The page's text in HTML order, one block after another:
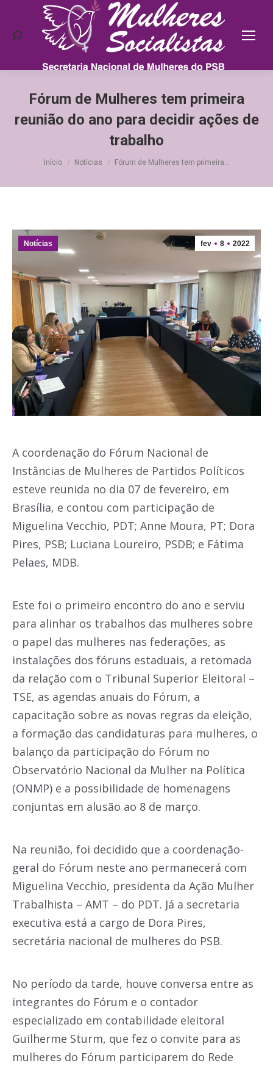
Search:
Fórum de Mulheres tem primeira
reunião do ano para decidir ações de
trabalho
Você está aqui:
Início Notícias Fórum de Mulheres tem primeira…
fev 8 2022
Notícias
A coordenação do Fórum Nacional de
Instâncias de Mulheres de Partidos Políticos
esteve reunida no dia 07 de fevereiro, em
Brasília, e contou com participação de
Miguelina Vecchio, PDT; Anne Moura, PT; Dora
Pires, PSB; Luciana Loureiro, PSDB; e Fátima
Pelaes, MDB.
Este foi o primeiro encontro do ano e serviu
para alinhar os trabalhos das mulheres sobre
o papel das mulheres nas federações, as
instalações dos fóruns estaduais, a retomada
da relação com o Tribunal Superior Eleitoral –
TSE, as agendas anuais do Fórum, a
capacitação sobre as novas regras da eleição,
a formação das candidaturas para mulheres, o
balanço da participação do Fórum no
Observatório Nacional da Mulher na Política
(ONMP) e a possibilidade de homenagens
conjuntas em alusão ao 8 de março.
Na reunião, foi decidido que a coordenação-
geral do Fórum neste ano permanecerá com
Miguelina Vecchio, presidenta da Ação Mulher
Trabalhista – AMT – do PDT. Já a secretaria
executiva está a cargo de Dora Pires,
secretária nacional de mulheres do PSB.
No período da tarde, houve conversa entre as
integrantes do Fórum e o contador
especializado em contabilidade eleitoral
Guilherme Sturm, que fez o convite para as
mulheres do Fórum participarem do Rede